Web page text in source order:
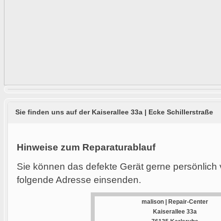
Sie finden uns auf der Kaiserallee 33a | Ecke Schillerstraße
Hinweise zum Reparaturablauf
Sie können das defekte Gerät gerne
folgende Adresse einsenden.
malison | Repair-Center
Kaiserallee 33a